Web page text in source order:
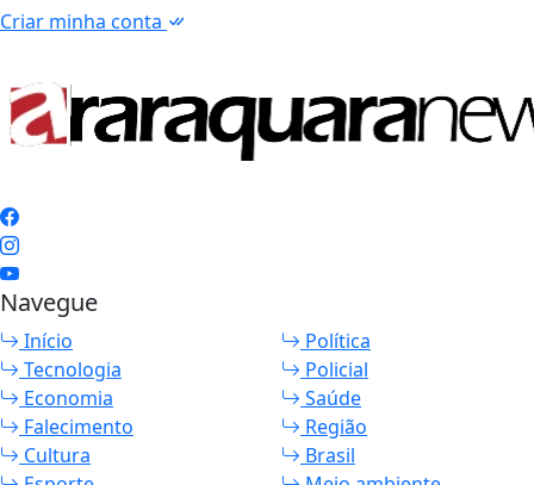
Criar minha conta
Navegue
Início
Política
Tecnologia
Policial
Economia
Saúde
Falecimento
Região
Cultura
Brasil